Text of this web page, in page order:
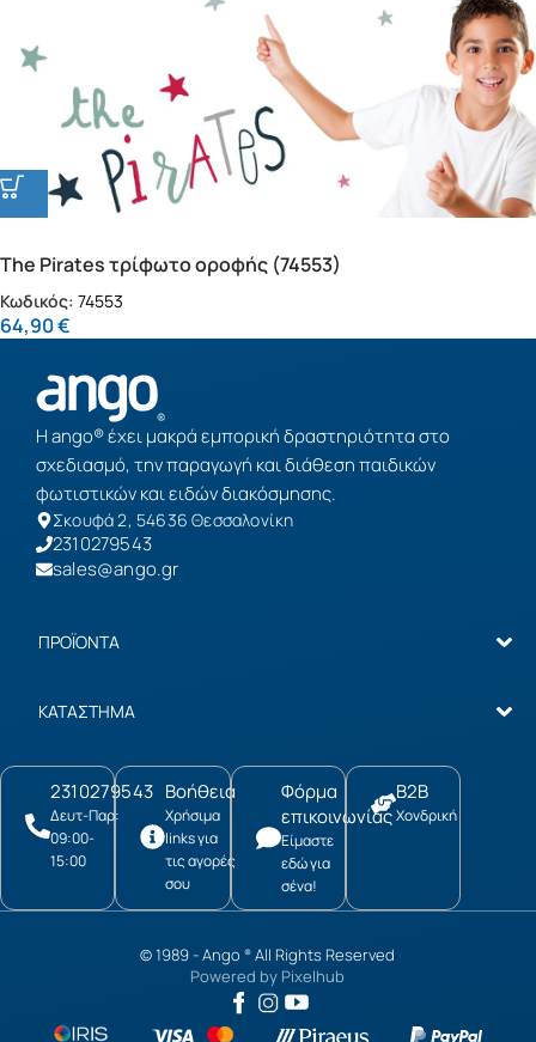
The Pirates τρίφωτο οροφής (74553)
Κωδικός: 74553
64,90€
Η ango® έχει μακρά εμπορική δραστηριότητα στο
σχεδιασμό, την παραγωγή και διάθεση παιδικών
φωτιστικών και ειδών διακόσμησης.
Σκουφά 2, 54636 Θεσσαλονίκη
2310279543
sales@ango.gr
ΠΡΟΪΟΝΤΑ
ΚΑΤΑΣΤΗΜΑ
2310279543
Δευτ-Παρ:
09:00-
15:00
Βοήθεια
Χρήσιμα
links για
τις αγορές
σου
Φόρμα
επικοινωνίας
Είμαστε
εδώ για
σένα!
B2B
Χονδρική
© 1989 -Ango® All Rights Reserved
Powered by Pixelhub